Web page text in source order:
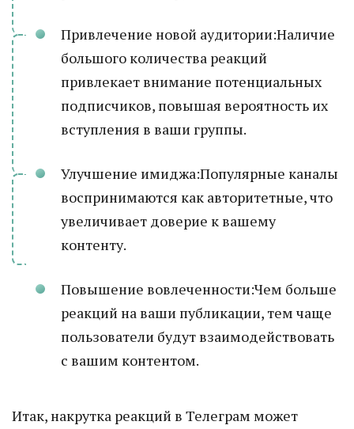
Привлечение новой аудитории:Наличие
большого количества реакций
привлекает внимание потенциальных
подписчиков, повышая вероятность их
вступления в ваши группы.
Улучшение имиджа:Популярные каналы
воспринимаются как авторитетные, что
увеличивает доверие к вашему
контенту.
Повышение вовлеченности:Чем больше
реакций на ваши публикации, тем чаще
пользователи будут взаимодействовать
с вашим контентом.
Итак, накрутка реакций в Телеграм может